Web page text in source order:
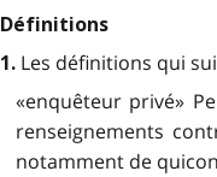
Définitions
1. Les définitions qui
«enquêteur privé»
renseignements
notamment de